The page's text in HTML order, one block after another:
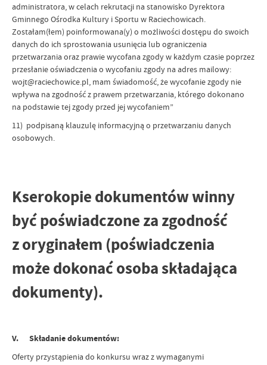
administratora, w celach rekrutacji na stanowisko Dyrektora
Gminnego Ośrodka Kultury i Sportu w Raciechowicach.
Zostałam(łem) poinformowana(y) o możliwości dostępu do swoich
danych do ich sprostowania usunięcia lub ograniczenia
przetwarzania oraz prawie wycofana zgody w każdym czasie poprzez
przesłanie oświadczenia o wycofaniu zgody na adres mailowy:
wojt@raciechowice.pl, mam świadomość, że wycofanie zgody nie
wpływa na zgodność z prawem przetwarzania, którego dokonano
na podstawie tej zgody przed jej wycofaniem”
11) podpisaną klauzulę informacyjną o przetwarzaniu danych
osobowych.
Kserokopie dokumentów winny
być poświadczone za zgodność
z oryginałem (poświadczenia
może dokonać osoba składająca
dokumenty).
V. Składanie dokumentów:
Oferty przystąpienia do konkursu wraz z wymaganymi